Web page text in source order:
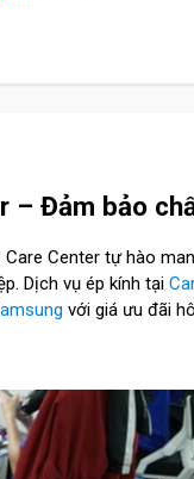
– Đảm bảo
Center tự hào
Dịch vụ ép kính tại
với giá ưu đãi